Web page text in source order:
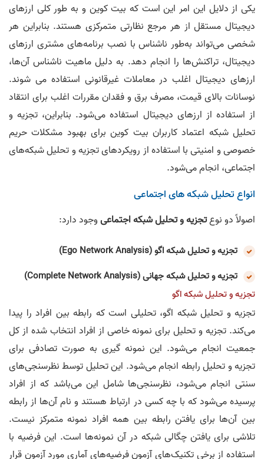
یکی از دلایل این امر این است که بیت کوین و به طور کلی ارزهای
دیجیتال مستقل از هر مرجع نظارتی متمرکزی هستند. بنابراین هر
شخصی می‌تواند به‌طور ناشناس با نصب برنامه‌های مشتری ارزهای
دیجیتال، تراکنش‌ها را انجام دهد. به دلیل ماهیت ناشناس آن‌ها،
ارزهای دیجیتال اغلب در معاملات غیرقانونی استفاده می شوند.
نوسانات بالای قیمت، مصرف برق و فقدان مقررات اغلب برای انتقاد
از استفاده از ارزهای دیجیتال استفاده می‌شود. بنابراین، تجزیه و
تحلیل شبکه اعتماد کاربران بیت کوین برای بهبود مشکلات حریم
خصوصی و امنیتی با استفاده از رویکردهای تجزیه و تحلیل شبکه‌های
اجتماعی، انجام می‌شود.
انواع تحلیل شبکه های اجتماعی
اصولاً دو نوعتجزیه و تحلیل شبکه اجتماعیوجود دارد:
تجزیه و تحلیل شبکه اگو (Ego Network Analysis)
تجزیه و تحلیل شبکه جهانی (Complete Network Analysis)
تجزیه و تحلیل شبکه اگو
تجزیه و تحلیل شبکه اگو، تحلیلی است که رابطه بین افراد را پیدا
می‌کند. تجزیه و تحلیل برای نمونه خاصی از افراد انتخاب شده از کل
جمعیت انجام می‌شود. این نمونه گیری به صورت تصادفی برای
تجزیه و تحلیل رابطه انجام می‌شود. این تحلیل توسط نظرسنجی‌های
سنتی انجام می‌شود، نظرسنجی‌ها شامل این می‌باشد که از افراد
پرسیده می‌شود که با چه کسی در ارتباط هستند و نام آن‌ها از رابطه
بین آن‌ها برای یافتن رابطه بین همه افراد نمونه متمرکز نیست.
تلاشی برای یافتن چگالی شبکه در آن نمونه‌ها است. این فرضیه با
استفاده از برخی تکنیک‌های آزمون فرضیه‌های آماری مورد آزمون قرار